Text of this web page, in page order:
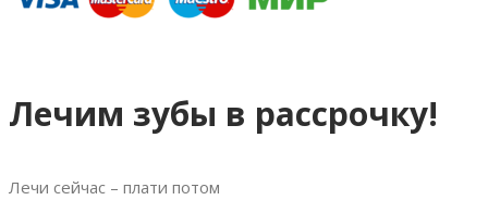
Лечим зубы в рассрочку!
Лечи сейчас – плати потом